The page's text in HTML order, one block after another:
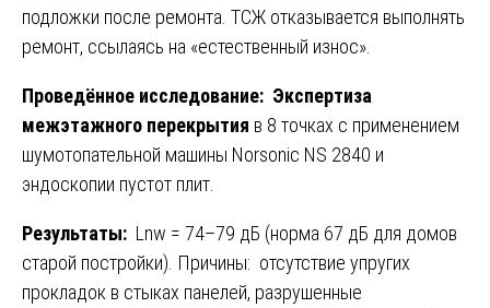
подложки после ремонта. ТСЖ отказывается выполнять
ремонт, ссылаясь на «естественный износ».
Проведённое исследование: Экспертиза
межэтажного перекрытия в 8 точках с применением
шумотопательной машины Norsonic NS 2840 и
эндоскопии пустот плит.
Результаты: Lnw = 74–79 дБ (норма 67 дБ для домов
старой постройки). Причины: отсутствие упругих
прокладок в стыках панелей, разрушенные